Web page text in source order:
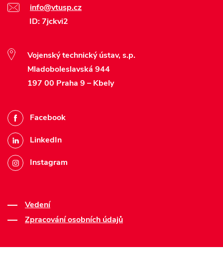
info@vtusp.cz
ID: 7jckvi2
Vojenský technický ústav, s.p.
Mladoboleslavská 944
197 00 Praha 9 – Kbely
Facebook
LinkedIn
Instagram
Vedení
Zpracování osobních údajů